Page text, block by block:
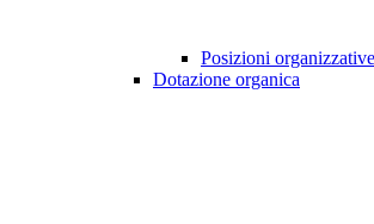
Posizioni organizzative
Dotazione organica